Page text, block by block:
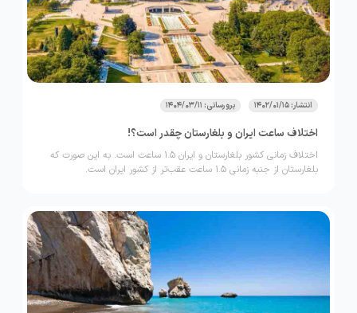
انتشار: 1402/01/15 برورسانی: 1404/03/11
اختلاف ساعت ایران و بلغارستان چقدر است؟!
اختلاف زمانی کشور بلغارستان و ایران 1.5 ساعت است. به این صورت که
بلغارستان از جنبه زمانی 1.5 ساعت عقب‌تر از کشور ایران است.